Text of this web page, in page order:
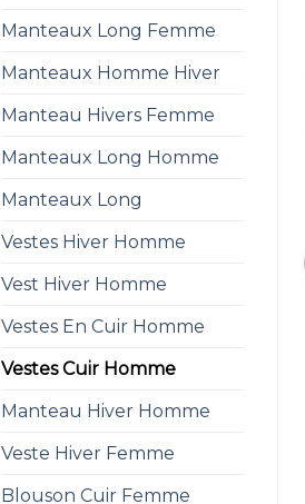
Manteaux Long Femme
Manteaux Homme Hiver
Manteau Hivers Femme
Manteaux Long Homme
Manteaux Long
Vestes Hiver Homme
Vest Hiver Homme
Vestes En Cuir Homme
Vestes Cuir Homme
Manteau Hiver Homme
Veste Hiver Femme
Blouson Cuir Femme